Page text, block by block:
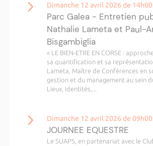
Dimanche 12 avril 2026 de
Parc Galea - Entretien
Nathalie Lameta et Paul-
Bisgambiglia
« LE BIEN-ETRE EN CORSE :
sa quantification et sa
Lameta, Maître de Conférences en
gestion et du management au sein
Lieux, Identités,...
Dimanche 12 avril 2026 de
JOURNEE EQUESTRE
Le SUAPS, en partenariat avec le